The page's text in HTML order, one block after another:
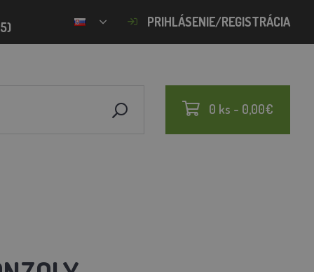
PRIHLÁSENIE/REGISTRÁCIA
0 ks - 0,00€